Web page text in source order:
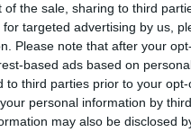
of the sale, sharing to third
targeted advertising by us,
Please note that after your
based ads based on
to third parties prior to your
personal information by
may also be disclosed